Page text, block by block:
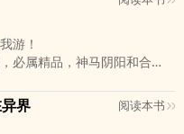
喜欢小站 希望您点击分享
西游中处处显威；他，为了
；他，最终会见到女友吗？
遥熊猫》还不错的话请不要
朋友推荐哦！《逍遥熊猫》
阅读 享受午后阳光带来的慵
本好书。享受生活，享受小
游！
必属精品，神马阴阳和合
包送一包，保你想要第三
界 阅读本书